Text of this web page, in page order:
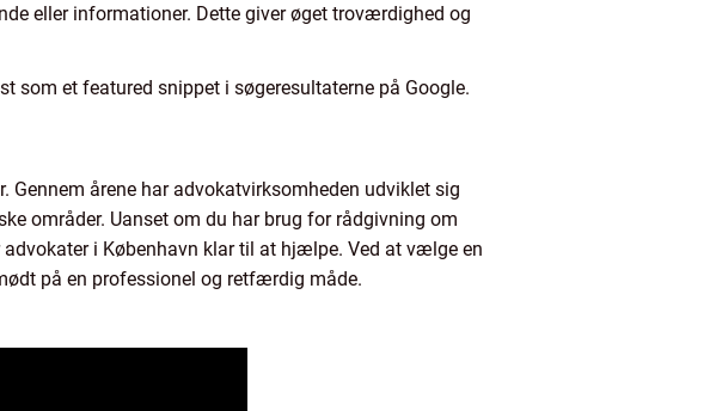
eller informationer. Dette giver øget troværdighed og
som et featured snippet i søgeresultaterne på Google.
Gennem årene har advokatvirksomheden udviklet sig
områder. Uanset om du har brug for rådgivning om
i København klar til at hjælpe. Ved at vælge en
på en professionel og retfærdig måde.